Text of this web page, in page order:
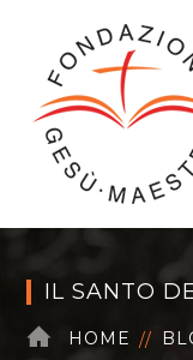
IL SANTO
HOME